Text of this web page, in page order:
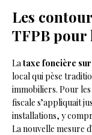
Les
TFPB
La taxe foncière
local qui pèse
immobiliers. Pour les
fiscale s’appliquait
installations, y
La nouvelle mesure